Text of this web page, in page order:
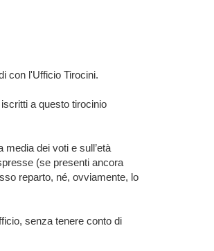
con l'Ufficio Tirocini.
a questo tirocinio
dei voti e sull’età
(se presenti ancora
reparto, né, ovviamente, lo
senza tenere conto di